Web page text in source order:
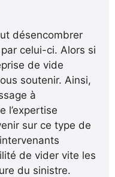
désencombrer
celui-ci. Alors si
de vide
soutenir. Ainsi,
à
l’expertise
sur ce type de
de vider vite les
du sinistre.